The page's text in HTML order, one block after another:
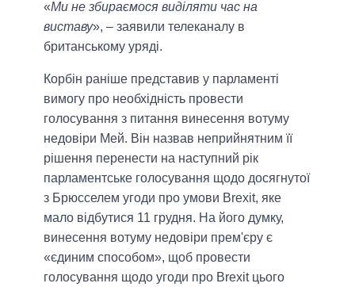
«Ми не збираємося виділяти час на
виставу», – заявили телеканалу в
британському уряді.
Корбін раніше представив у парламенті
вимогу про необхідність провести
голосування з питання винесення вотуму
недовіри Мей. Він назвав неприйнятним її
рішення перенести на наступний рік
парламентське голосування щодо досягнутої
з Брюсселем угоди про умови Brexit, яке
мало відбутися 11 грудня. На його думку,
винесення вотуму недовіри прем'єру є
«єдиним способом», щоб провести
голосування щодо угоди про Brexit цього